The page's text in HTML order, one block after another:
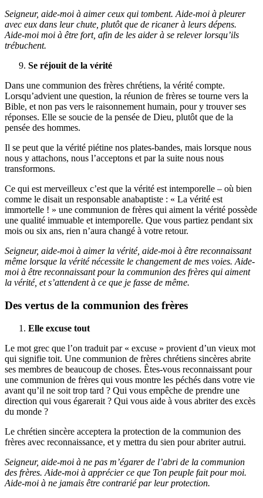
Seigneur, aide-moi à aimer ceux qui tombent. Aide-moi à pleurer
avec eux dans leur chute, plutôt que de ricaner à leurs dépens.
Aide-moi moi à être fort, afin de les aider à se relever lorsqu’ils
trébuchent.
Se réjouit de la vérité
Dans une communion des frères chrétiens, la vérité compte.
Lorsqu’advient une question, la réunion de frères se tourne vers la
Bible, et non pas vers le raisonnement humain, pour y trouver ses
réponses. Elle se soucie de la pensée de Dieu, plutôt que de la
pensée des hommes.
Il se peut que la vérité piétine nos plates-bandes, mais lorsque nous
nous y attachons, nous l’acceptons et par la suite nous nous
transformons.
Ce qui est merveilleux c’est que la vérité est intemporelle – où bien
comme le disait un responsable anabaptiste : « La vérité est
immortelle ! » une communion de frères qui aiment la vérité possède
une qualité immuable et intemporelle. Que vous partiez pendant six
mois ou six ans, rien n’aura changé à votre retour.
Seigneur, aide-moi à aimer la vérité, aide-moi à être reconnaissant
même lorsque la vérité nécessite le changement de mes voies. Aide-
moi à être reconnaissant pour la communion des frères qui aiment
la vérité, et s’attendent à ce que je fasse de même.
Des vertus de la communion des frères
Elle excuse tout
Le mot grec que l’on traduit par « excuse » provient d’un vieux mot
qui signifie toit. Une communion de frères chrétiens sincères abrite
ses membres de beaucoup de choses. Êtes-vous reconnaissant pour
une communion de frères qui vous montre les péchés dans votre vie
avant qu’il ne soit trop tard ? Qui vous empêche de prendre une
direction qui vous égarerait ? Qui vous aide à vous abriter des excès
du monde ?
Le chrétien sincère acceptera la protection de la communion des
frères avec reconnaissance, et y mettra du sien pour abriter autrui.
Seigneur, aide-moi à ne pas m’égarer de l’abri de la communion
des frères. Aide-moi à apprécier ce que Ton peuple fait pour moi.
Aide-moi à ne jamais être contrarié par leur protection.